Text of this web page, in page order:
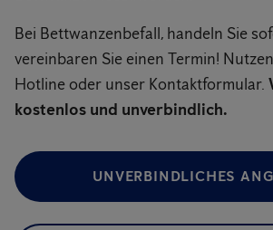
Bei Bettwanzenbefall, handeln Sie
vereinbaren Sie einen Termin!
Hotline oder unser Kontaktformular.
kostenlos und unverbindlich.
UNVERBINDLICHES